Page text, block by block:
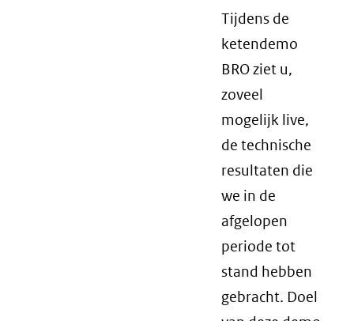
Tijdens de
ketendemo
BRO ziet u,
zoveel
mogelijk live,
de technische
resultaten die
we in de
afgelopen
periode tot
stand hebben
gebracht. Doel